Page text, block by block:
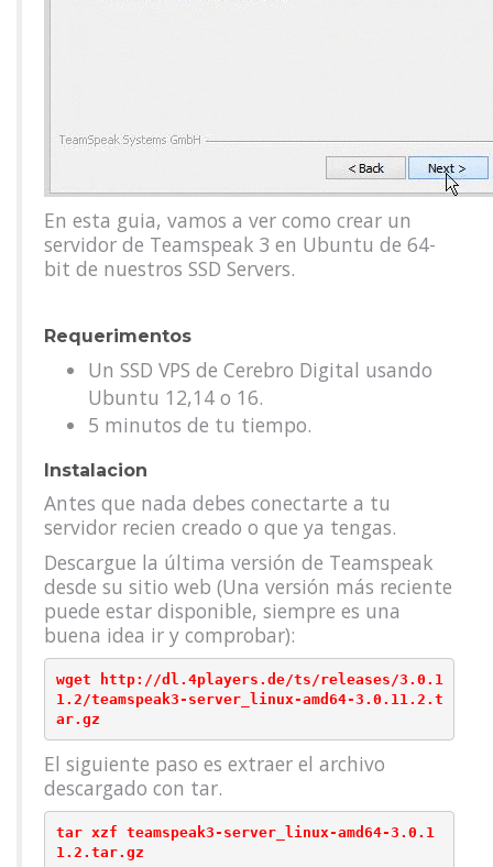
En esta guia, vamos a ver como crear un
servidor de Teamspeak 3 en Ubuntu de 64-
bit de nuestros SSD Servers.
Requerimentos
Un SSD VPS de Cerebro Digital usando
Ubuntu 12,14 o 16.
5 minutos de tu tiempo.
Instalacion
Antes que nada debes conectarte a tu
servidor recien creado o que ya tengas.
Descargue la última versión de Teamspeak
desde su sitio web (Una versión más reciente
puede estar disponible, siempre es una
buena idea ir y comprobar):
wget http://dl.4players.de/ts/releases/3.0.1
1.2/teamspeak3-server_linux-amd64-3.0.11.2.t
El siguiente paso es extraer el archivo
descargado con tar.
tar xzf teamspeak3-server_linux-amd64-3.0.1